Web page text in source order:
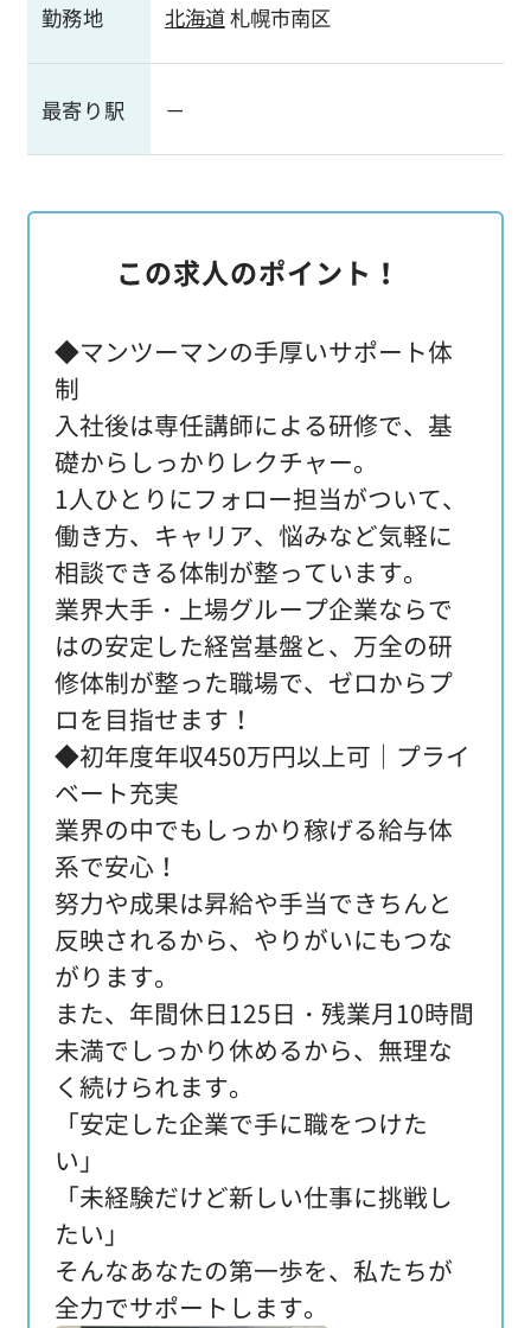
勤務地 北海道札幌市南区
最寄り駅 －
この求人のポイント！
◆マンツーマンの手厚いサポート体
制
入社後は専任講師による研修で、基
礎からしっかりレクチャー。
1人ひとりにフォロー担当がついて、
働き方、キャリア、悩みなど気軽に
相談できる体制が整っています。
業界大手・上場グループ企業ならで
はの安定した経営基盤と、万全の研
修体制が整った職場で、ゼロからプ
ロを目指せます！
◆初年度年収450万円以上可│プライ
ベート充実
業界の中でもしっかり稼げる給与体
系で安心！
努力や成果は昇給や手当できちんと
反映されるから、やりがいにもつな
がります。
また、年間休日125日・残業月10時間
未満でしっかり休めるから、無理な
く続けられます。
「安定した企業で手に職をつけた
い」
「未経験だけど新しい仕事に挑戦し
たい」
そんなあなたの第一歩を、私たちが
全力でサポートします。